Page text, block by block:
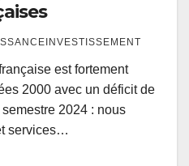
est fortement
2000 avec un déficit de
2024 : nous
services…